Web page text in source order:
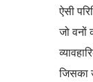
ऐसी
जो वनों
जिसका